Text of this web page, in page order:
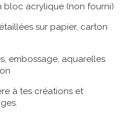
bloc acrylique (non fourni)
sur papier, carton
embossage, aquarelles
à tes créations et